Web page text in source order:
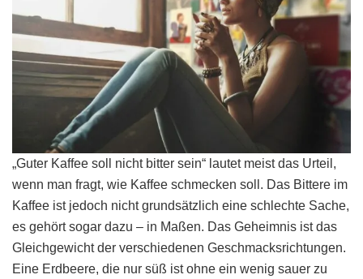
„Guter Kaffee soll nicht bitter sein“ lautet meist das Urteil,
wenn man fragt, wie Kaffee schmecken soll. Das Bittere im
Kaffee ist jedoch nicht grundsätzlich eine schlechte Sache,
es gehört sogar dazu – in Maßen. Das Geheimnis ist das
Gleichgewicht der verschiedenen Geschmacksrichtungen.
Eine Erdbeere, die nur süß ist ohne ein wenig sauer zu